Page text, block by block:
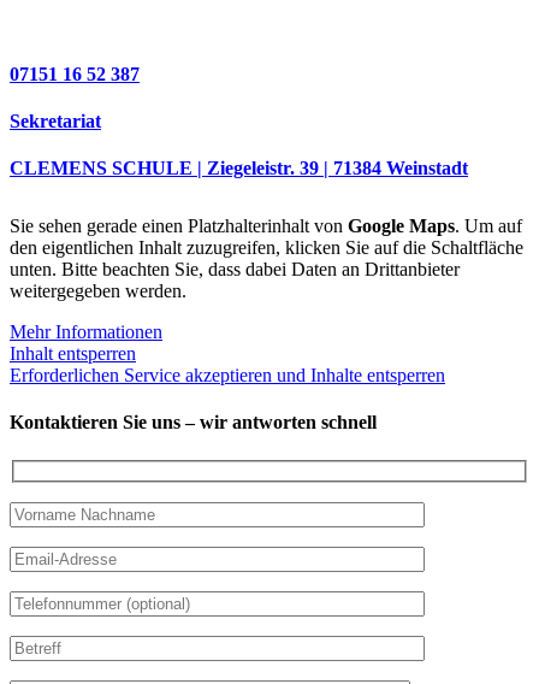
07151 16 52 387
Sekretariat
CLEMENS SCHULE | Ziegeleistr. 39 | 71384 Weinstadt
Sie sehen gerade einen Platzhalterinhalt von Google Maps. Um auf
den eigentlichen Inhalt zuzugreifen, klicken Sie auf die Schaltfläche
unten. Bitte beachten Sie, dass dabei Daten an Drittanbieter
weitergegeben werden.
Mehr Informationen
Inhalt entsperren
Erforderlichen Service akzeptieren und Inhalte entsperren
Kontaktieren Sie uns – wir antworten schnell